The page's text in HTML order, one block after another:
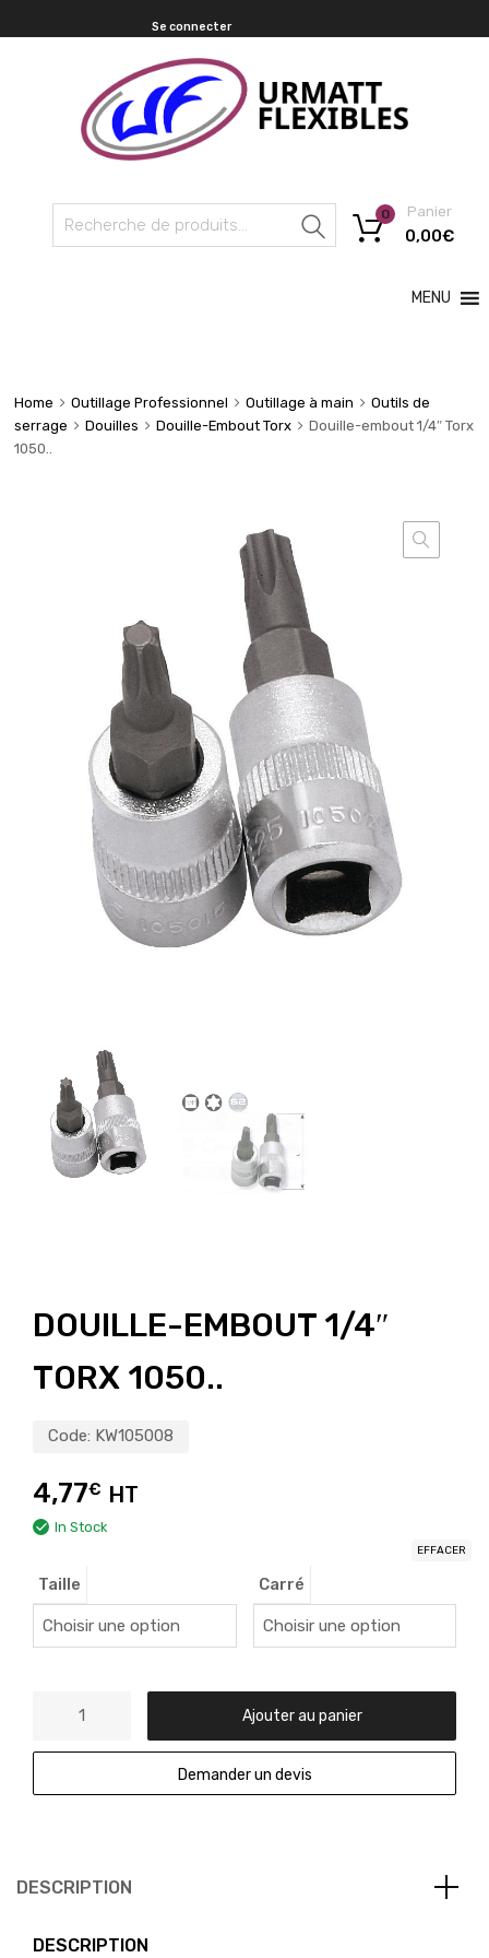
Se connecter
Recherche
Panier
0,00€
0
MENU
Home Outillage Professionnel Outillage à main
Outils de
serrage
Douilles Douille-Embout Torx
Douille-embout 1/4″ Torx
1050..
DOUILLE-EMBOUT 1/4″
TORX 1050..
Code: KW105008
4,77€ HT
In Stock
Taille Carré
EFFACER
Ajouter au panier
Demander un devis
DESCRIPTION
DESCRIPTION